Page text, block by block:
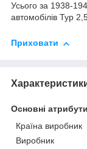
Усього за 1938-
автомобілів Typ
Приховати
Основні атрибути
Країна виробник
Виробник